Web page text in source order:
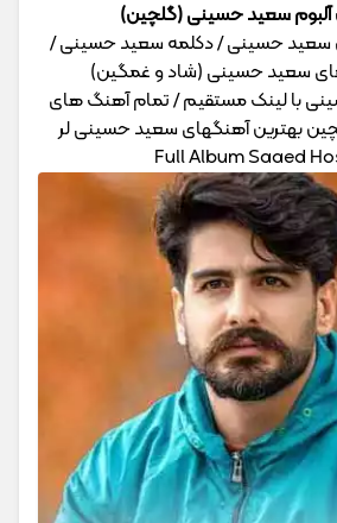
آلبوم سعید حسینی (گلچین)
سعید حسینی / دکلمه سعید حسینی /
سعید حسینی (شاد و غمگین)
با لینک مستقیم / تمام آهنگ های
بهترین آهنگهای سعید حسینی لر
Full Album Saaed